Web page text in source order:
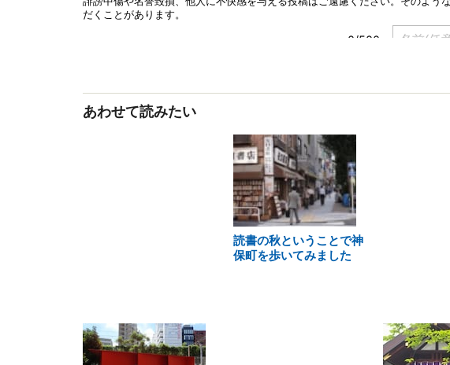
あわせて読みたい
読書の秋ということで神
保町を歩いてみました